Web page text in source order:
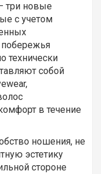
три новые
с учетом
технически
собой
в течение
ношения, не
эстетику
стороне